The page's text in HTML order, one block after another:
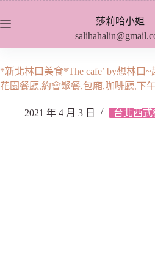
至
內
容
莎莉哈小姐
*新北林口美食*The cafe’ by想林口
花園餐廳,約會聚餐,包廂,咖啡廳,下
2021 年 4 月 3 日 台北西式